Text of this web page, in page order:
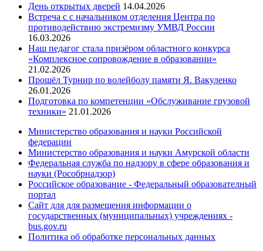
День открытых дверей 14.04.2026
Встреча с с начальником отделения Центра по
противодействию экстремизму УМВД России
16.03.2026
Наш педагог стала призёром областного конкурса
«Комплексное сопровождение в образовании»
21.02.2026
Прошёл Турнир по волейболу памяти Я. Вакуленко
26.01.2026
Подготовка по компетенции «Обслуживание грузовой
техники» 21.01.2026
Министерство образования и науки Российской
федерации
Министерство образования и науки Амурской области
Федеральная служба по надзору в сфере образования и
науки (Рособрнадзор)
Российское образование - Федеральный образователный
портал
Сайт для для размещения информации о
государственных (муниципальных) учреждениях -
bus.gov.ru
Политика об обработке персональных данных